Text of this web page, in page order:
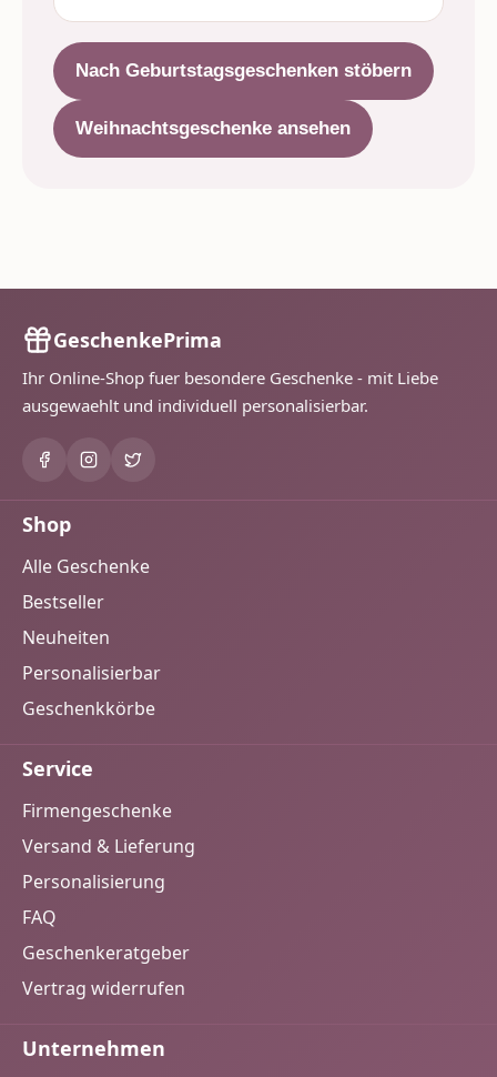
Nach Geburtstagsgeschenken stöbern
Weihnachtsgeschenke ansehen
GeschenkePrima
Ihr Online-Shop fuer besondere Geschenke - mit Liebe
ausgewaehlt und individuell personalisierbar.
Shop
Alle Geschenke
Bestseller
Neuheiten
Personalisierbar
Geschenkkörbe
Service
Firmengeschenke
Versand & Lieferung
Personalisierung
FAQ
Geschenkeratgeber
Vertrag widerrufen
Unternehmen